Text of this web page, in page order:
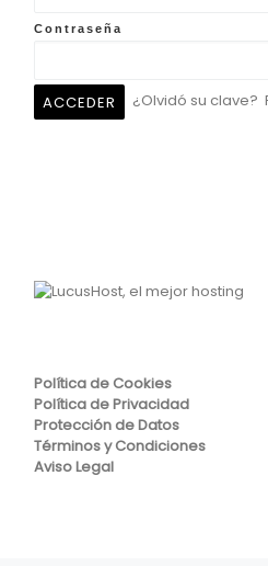
Contraseña
¿Olvidó su clave?
Política de Cookies
Política de Privacidad
Protección de Datos
Términos y Condiciones
Aviso Legal